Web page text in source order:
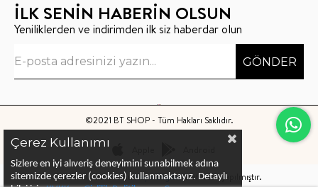
İLK SENİN HABERİN OLSUN
Yeniliklerden ve indirimden ilk siz haberdar olun
GÖNDER
©2021 BT SHOP - Tüm Hakları Saklıdır.
Bu sitenin kurulumuKeyo Digitaltarafından yapılmıştır.
Çerez Kullanımı
Sizlere en iyi alıveriş deneyimini sunabilmek adına
sitemizde çerezler (cookies) kullanmaktayız. Detaylı